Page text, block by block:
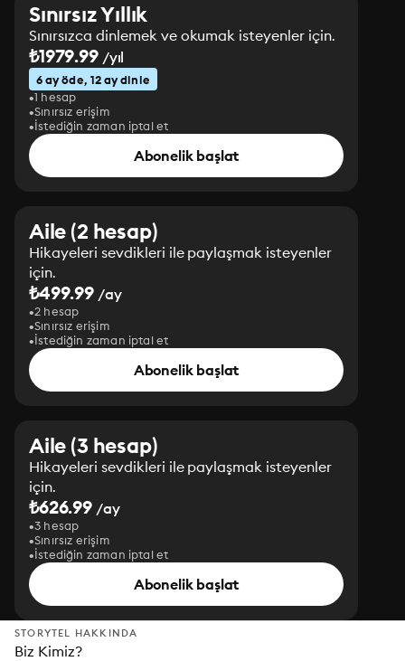
Sınırsız Yıllık
Sınırsızca dinlemek ve okumak isteyenler için.
₺1979.99/yıl
6 ay öde, 12 ay dinle
1 hesap
Sınırsız erişim
İstediğin zaman iptal et
Abonelik başlat
Aile (2 hesap)
Hikayeleri sevdikleri ile paylaşmak isteyenler
için.
₺499.99 /ay
2 hesap
Sınırsız erişim
İstediğin zaman iptal et
Abonelik başlat
Aile (3 hesap)
Hikayeleri sevdikleri ile paylaşmak isteyenler
için.
₺626.99 /ay
3 hesap
Sınırsız erişim
İstediğin zaman iptal et
Abonelik başlat
STORYTEL HAKKINDA
Biz Kimiz?